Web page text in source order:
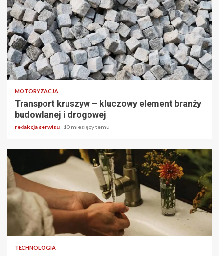
3 min odczytu
MOTORYZACJA
Transport kruszyw – kluczowy element branży
budowlanej i drogowej
redakcja serwisu 10 miesięcy temu
2 min odczytu
TECHNOLOGIA